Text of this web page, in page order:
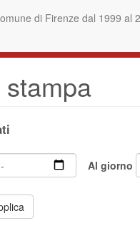
di Firenze dal 1999 al
Al giorno